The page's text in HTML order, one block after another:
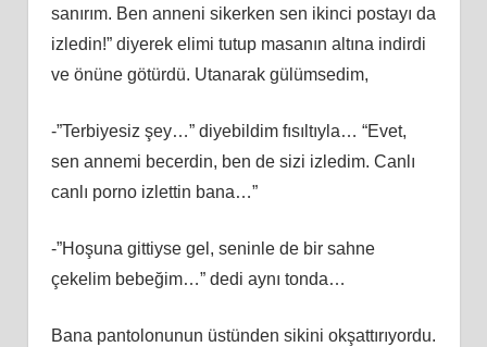
sanırım. Ben anneni sikerken sen ikinci postayı da
izledin!” diyerek elimi tutup masanın altına indirdi
ve önüne götürdü. Utanarak gülümsedim,
-”Terbiyesiz şey…” diyebildim fısıltıyla… “Evet,
sen annemi becerdin, ben de sizi izledim. Canlı
canlı porno izlettin bana…”
-”Hoşuna gittiyse gel, seninle de bir sahne
çekelim bebeğim…” dedi aynı tonda…
Bana pantolonunun üstünden sikini okşattırıyordu.